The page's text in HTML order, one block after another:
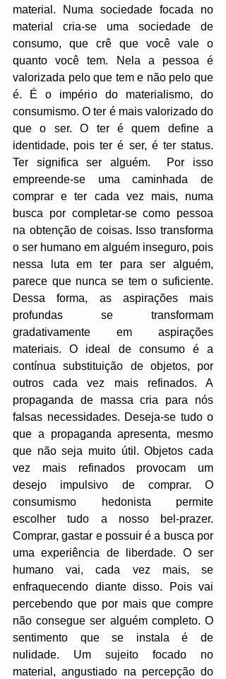
material. Numa sociedade focada no
material cria-se uma sociedade de
consumo, que crê que você vale o
quanto você tem. Nela a pessoa é
valorizada pelo que tem e não pelo que
é. É o império do materialismo, do
consumismo. O ter é mais valorizado do
que o ser. O ter é quem define a
identidade, pois ter é ser, é ter status.
Ter significa ser alguém.  Por isso
empreende-se uma caminhada de
comprar e ter cada vez mais, numa
busca por completar-se como pessoa
na obtenção de coisas. Isso transforma
o ser humano em alguém inseguro, pois
nessa luta em ter para ser alguém,
parece que nunca se tem o suficiente.
Dessa forma, as aspirações mais
profundas se transformam
gradativamente em aspirações
materiais. O ideal de consumo é a
contínua substituição de objetos, por
outros cada vez mais refinados. A
propaganda de massa cria para nós
falsas necessidades. Deseja-se tudo o
que a propaganda apresenta, mesmo
que não seja muito útil. Objetos cada
vez mais refinados provocam um
desejo impulsivo de comprar. O
consumismo hedonista permite
escolher tudo a nosso bel-prazer.
Comprar, gastar e possuir é a busca por
uma experiência de liberdade. O ser
humano vai, cada vez mais, se
enfraquecendo diante disso. Pois vai
percebendo que por mais que compre
não consegue ser alguém completo. O
sentimento que se instala é de
nulidade. Um sujeito focado no
material, angustiado na percepção do